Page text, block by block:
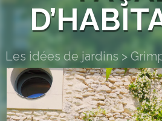
Les idées de jardins >
sur façade